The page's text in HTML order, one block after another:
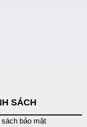
SÁCH
bảo mật